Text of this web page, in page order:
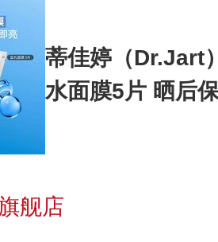
蒂佳婷（Dr.Jart
水面膜5片 晒后
舰店